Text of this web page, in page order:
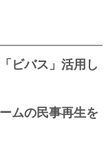
ビバス」活用し
ムの民事再生を